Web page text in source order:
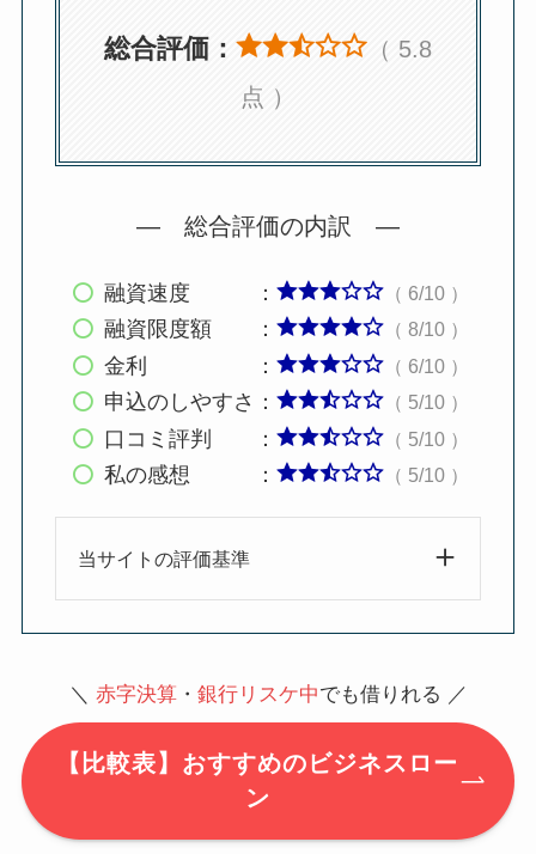
総合評価：
（ 5.8
点 ）
— 総合評価の内訳 —
融資速度 ： （ 6/10 ）
融資限度額 ： （ 8/10 ）
金利 ： （ 6/10 ）
申込のしやすさ： （ 5/10 ）
口コミ評判 ： （ 5/10 ）
私の感想 ： （ 5/10 ）
当サイトの評価基準
＼ 赤字決算・ 銀行リスケ中でも借りれる ／
【比較表】おすすめのビジネスロー
ン